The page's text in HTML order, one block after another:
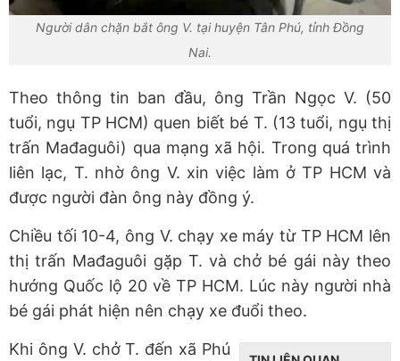
Người dân chặn bắt ông V. tại huyện Tân Phú, tỉnh Đồng
Nai.
Theo thông tin ban đầu, ông Trần Ngọc V. (50
tuổi, ngụ TP HCM) quen biết bé T. (13 tuổi, ngụ thị
trấn Mađaguôi) qua mạng xã hội. Trong quá trình
liên lạc, T. nhờ ông V. xin việc làm ở TP HCM và
được người đàn ông này đồng ý.
Chiều tối 10-4, ông V. chạy xe máy từ TP HCM lên
thị trấn Mađaguôi gặp T. và chở bé gái này theo
hướng Quốc lộ 20 về TP HCM. Lúc này người nhà
bé gái phát hiện nên chạy xe đuổi theo.
Khi ông V. chở T. đến xã Phú